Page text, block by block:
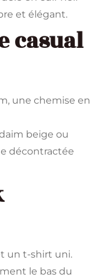
et élégant.
casual
une chemise en
beige ou
décontractée
un t-shirt uni.
le bas du